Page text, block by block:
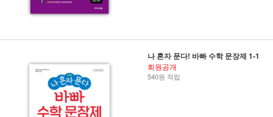
나 혼자 푼다! 바빠 수학 문장제 1-1
회원공개
540원 적립